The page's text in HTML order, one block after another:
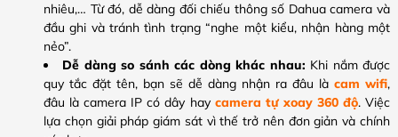
nhiêu,… Từ đó, dễ dàng đối chiếu thông số Dahua camera và
đầu ghi và tránh tình trạng “nghe một kiểu, nhận hàng một
nẻo”.
Dễ dàng so sánh các dòng khác nhau: Khi nắm được
quy tắc đặt tên, bạn sẽ dễ dàng nhận ra đâu là cam wifi,
đâu là camera IP có dây hay camera tự xoay 360 độ. Việc
lựa chọn giải pháp giám sát vì thế trở nên đơn giản và chính